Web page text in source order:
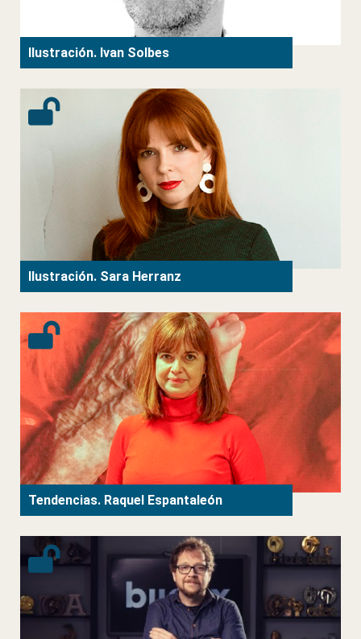
Ilustración. Ivan Solbes
Ilustración. Sara Herranz
Tendencias. Raquel Espantaleón